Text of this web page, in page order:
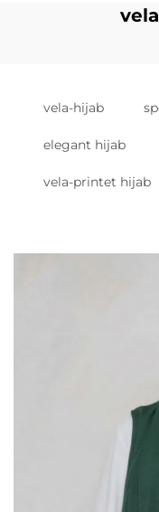
vela-hijab
elegant hijab
vela-printet hijab